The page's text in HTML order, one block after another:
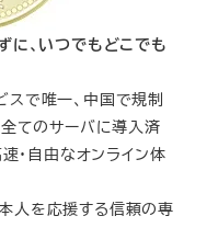
、いつでもどこでも
で唯一、中国で規制
てのサーバに導入済
速・自由なオンライン体
人を応援する信頼の専